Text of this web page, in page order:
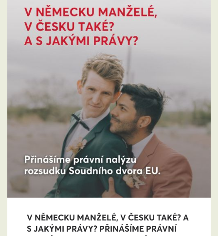
V NĚMECKU MANŽELÉ, V ČESKU TAKÉ? A
S JAKÝMI PRÁVY? PŘINÁŠÍME PRÁVNÍ